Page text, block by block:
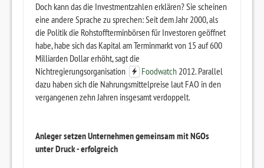
Doch kann das die Investmentzahlen erklären? Sie scheinen
eine andere Sprache zu sprechen: Seit dem Jahr 2000, als
die Politik die Rohstoffterminbörsen für Investoren geöffnet
habe, habe sich das Kapital am Terminmarkt von 15 auf 600
Milliarden Dollar erhöht, sagt die
Nichtregierungsorganisation
Foodwatch 2012. Parallel
dazu haben sich die Nahrungsmittelpreise laut FAO in den
vergangenen zehn Jahren insgesamt verdoppelt.
Anleger setzen Unternehmen gemeinsam mit NGOs
unter Druck - erfolgreich